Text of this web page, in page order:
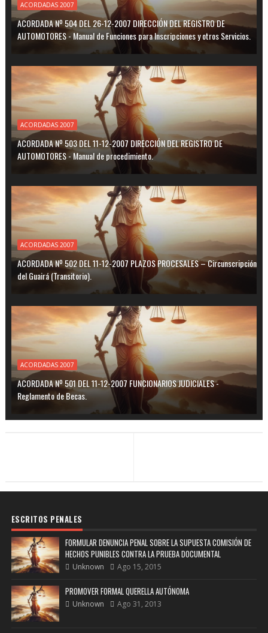
ACORDADAS 2007
ACORDADA Nº 504 DEL 26-12-2007 DIRECCIÓN DEL REGISTRO DE
AUTOMOTORES - Manual de Funciones para Inscripciones y otros Servicios.
ACORDADAS 2007
ACORDADA Nº 503 DEL 11-12-2007 DIRECCIÓN DEL REGISTRO DE
AUTOMOTORES - Manual de procedimiento.
ACORDADAS 2007
ACORDADA Nº 502 DEL 11-12-2007 PLAZOS PROCESALES – Circunscripción
del Guairá (Transitorio).
ACORDADAS 2007
ACORDADA Nº 501 DEL 11-12-2007 FUNCIONARIOS JUDICIALES -
Reglamento de Becas.
ESCRITOS PENALES
FORMULAR DENUNCIA PENAL SOBRE LA SUPUESTA COMISIÓN DE
HECHOS PUNIBLES CONTRA LA PRUEBA DOCUMENTAL
Unknown Ago 15, 2015
PROMOVER FORMAL QUERELLA AUTÓNOMA
Unknown Ago 31, 2013